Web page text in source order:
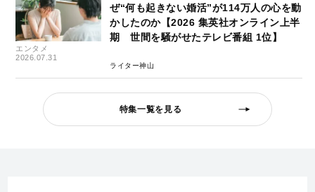
エンタメ
2026.07.31
ぜ“何も起きない婚活”が114万人の心を動
かしたのか【2026 集英社オンライン上半
期 世間を騒がせたテレビ番組 1位】
ライター神山
特集一覧を見る